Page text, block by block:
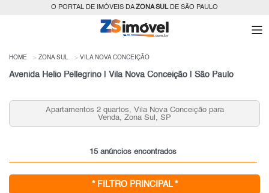
O PORTAL DE IMÓVEIS DAZONA SULDE SÃO PAULO
HOME ZONA SUL VILA NOVA CONCEIÇÃO
Avenida Helio Pellegrino | Vila Nova Conceição | São Paulo
Apartamentos 2 quartos, Vila Nova Conceição para
Venda, Zona Sul, SP
15 anúncios encontrados
* FILTRO PRINCIPAL *